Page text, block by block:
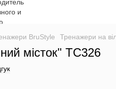
BruStyle Тренажери на
місток" TC326